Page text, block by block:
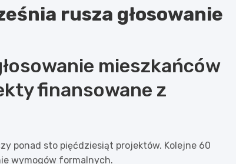
rusza głosowanie
mieszkańców
finansowane z
ponad sto pięćdziesiąt projektów. Kolejne 60
wymogów formalnych.